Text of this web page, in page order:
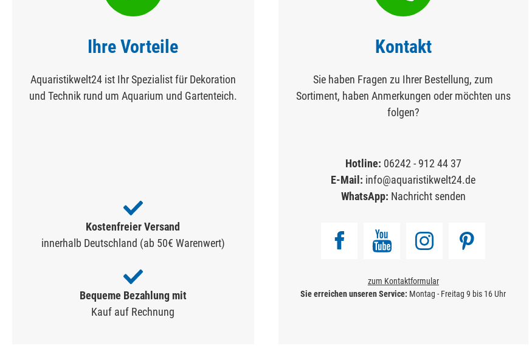
Ihre Vorteile
Aquaristikwelt24 ist Ihr Spezialist für Dekoration
und Technik rund um Aquarium und Gartenteich.
Kostenfreier Versand
innerhalb Deutschland (ab 50€ Warenwert)
Bequeme Bezahlung mit
Kauf auf Rechnung
Kontakt
Sie haben Fragen zu Ihrer Bestellung, zum
Sortiment, haben Anmerkungen oder möchten uns
folgen?
Hotline: 06242 - 912 44 37
E-Mail: info@aquaristikwelt24.de
WhatsApp: Nachricht senden
zum Kontaktformular
Sie erreichen unseren Service: Montag - Freitag 9 bis 16 Uhr